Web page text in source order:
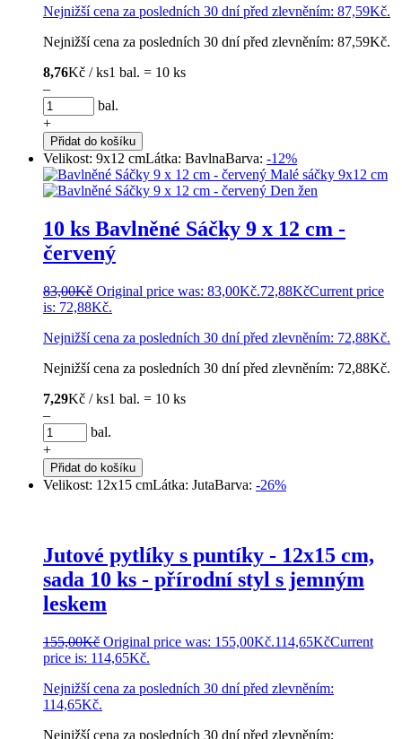
Nejnižší cena za posledních 30 dní před zlevněním: 87,59Kč.
Nejnižší cena za posledních 30 dní před zlevněním: 87,59Kč.
8,76Kč / ks1 bal. = 10 ks
–
bal.
+
Přidat do košíku
Velikost: 9x12 cmLátka: BavlnaBarva: -12%
10 ks Bavlněné Sáčky 9 x 12 cm -
červený
83,00Kč Original price was: 83,00Kč.72,88KčCurrent price
is: 72,88Kč.
Nejnižší cena za posledních 30 dní před zlevněním: 72,88Kč.
Nejnižší cena za posledních 30 dní před zlevněním: 72,88Kč.
7,29Kč / ks1 bal. = 10 ks
–
bal.
+
Přidat do košíku
Velikost: 12x15 cmLátka: JutaBarva: -26%
Jutové pytlíky s puntíky - 12x15 cm,
sada 10 ks - přírodní styl s jemným
leskem
155,00Kč Original price was: 155,00Kč.114,65KčCurrent
price is: 114,65Kč.
Nejnižší cena za posledních 30 dní před zlevněním:
114,65Kč.
Nejnižší cena za posledních 30 dní před zlevněním: